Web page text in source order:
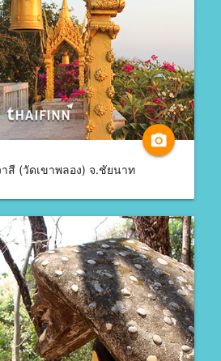
camera_alt
สี (วัดเขาพลอง) จ.ชัยนาท